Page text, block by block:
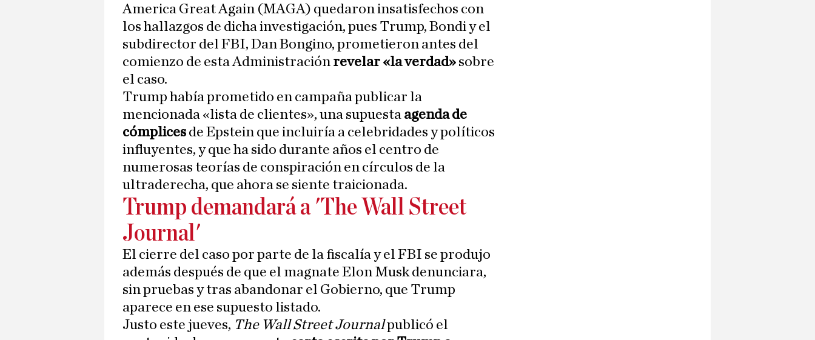
America Great Again (MAGA) quedaron insatisfechos con
los hallazgos de dicha investigación, pues Trump, Bondi y el
subdirector del FBI, Dan Bongino, prometieron antes del
comienzo de esta Administración revelar «la verdad» sobre
el caso.
Trump había prometido en campaña publicar la
mencionada «lista de clientes», una supuesta agenda de
cómplices de Epstein que incluiría a celebridades y políticos
influyentes, y que ha sido durante años el centro de
numerosas teorías de conspiración en círculos de la
ultraderecha, que ahora se siente traicionada.
Trump demandará a 'The Wall Street
Journal'
El cierre del caso por parte de la fiscalía y el FBI se produjo
además después de que el magnate Elon Musk denunciara,
sin pruebas y tras abandonar el Gobierno, que Trump
aparece en ese supuesto listado.
Justo este jueves, The Wall Street Journalpublicó el